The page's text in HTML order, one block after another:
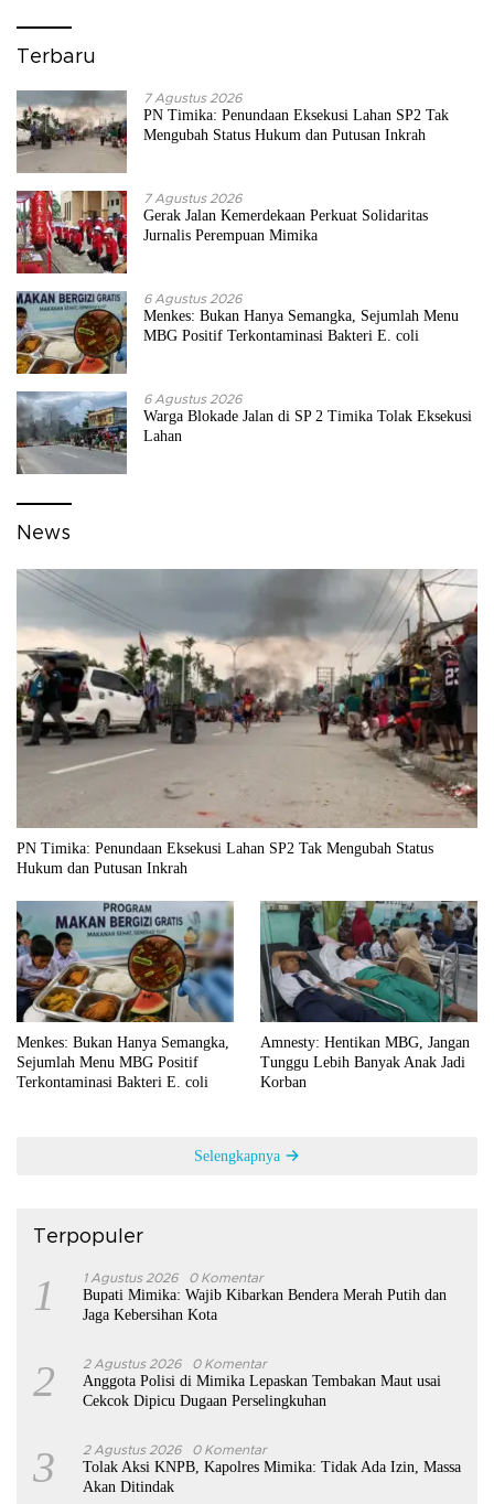
Terbaru
7 Agustus 2026
PN Timika: Penundaan Eksekusi Lahan SP2 Tak
Mengubah Status Hukum dan Putusan Inkrah
7 Agustus 2026
Gerak Jalan Kemerdekaan Perkuat Solidaritas
Jurnalis Perempuan Mimika
6 Agustus 2026
Menkes: Bukan Hanya Semangka, Sejumlah Menu
MBG Positif Terkontaminasi Bakteri E. coli
6 Agustus 2026
Warga Blokade Jalan di SP 2 Timika Tolak Eksekusi
Lahan
News
PN Timika: Penundaan Eksekusi Lahan SP2 Tak Mengubah Status
Hukum dan Putusan Inkrah
Menkes: Bukan Hanya Semangka,
Sejumlah Menu MBG Positif
Terkontaminasi Bakteri E. coli
Amnesty: Hentikan MBG, Jangan
Tunggu Lebih Banyak Anak Jadi
Korban
Selengkapnya
Terpopuler
1 1 Agustus 2026 0 Komentar
Bupati Mimika: Wajib Kibarkan Bendera Merah Putih dan
Jaga Kebersihan Kota
2 2 Agustus 2026 0 Komentar
Anggota Polisi di Mimika Lepaskan Tembakan Maut usai
Cekcok Dipicu Dugaan Perselingkuhan
3 2 Agustus 2026 0 Komentar
Tolak Aksi KNPB, Kapolres Mimika: Tidak Ada Izin, Massa
Akan Ditindak